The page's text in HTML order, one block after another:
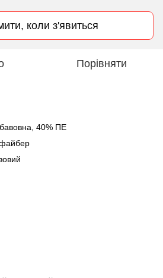
коли з'явиться
Порівняти
40% ПЕ